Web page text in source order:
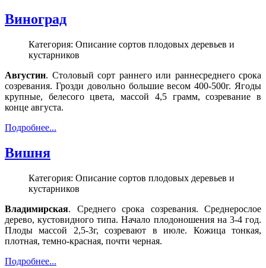
Виноград
Категория: Описание сортов плодовых деревьев и
кустарников
Августин. Столовый сорт раннего или раннесреднего срока
созревания. Грозди довольно большие весом 400-500г. Ягоды
крупные, белесого цвета, массой 4,5 грамм, созревание в
конце августа.
Подробнее...
Вишня
Категория: Описание сортов плодовых деревьев и
кустарников
Владимирская. Среднего срока созревания. Среднерослое
дерево, кустовидного типа. Начало плодоношения на 3-4 год.
Плоды массой 2,5-3г, созревают в июле. Кожица тонкая,
плотная, темно-красная, почти черная.
Подробнее...